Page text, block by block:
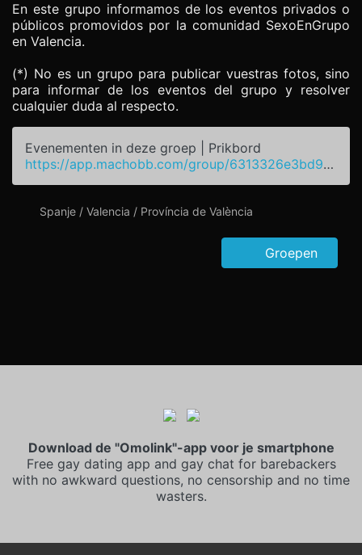
En este grupo informamos de los eventos privados o
públicos promovidos por la comunidad SexoEnGrupo
en Valencia.
(*) No es un grupo para publicar vuestras fotos, sino
para informar de los eventos del grupo y resolver
cualquier duda al respecto.
Evenementen in deze groep | Prikbord
https://app.machobb.com/group/6313326e3bd95e1e1072588f
Spanje / Valencia / Província de València
Groepen
Download de "Omolink"-app voor je smartphone
Free gay dating app and gay chat for barebackers
with no awkward questions, no censorship and no time
wasters.